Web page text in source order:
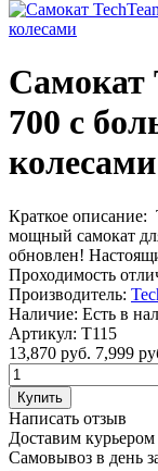
Самокат
700 с
колесами
Краткое описание:
мощный самокат
обновлен!
Проходимость
Производитель:
Наличие: Есть в
Артикул: Т115
13,870 руб. 7,999
Написать отзыв
Доставим
Самовывоз в день